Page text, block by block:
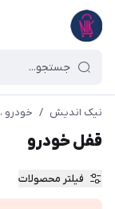
نیک اندیش / خودرو
قفل خودرو
فیلتر محصولات